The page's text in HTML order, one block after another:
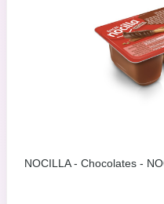
NOCILLA - Chocolates -